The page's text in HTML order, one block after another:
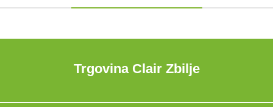
Trgovina Clair Zbilje